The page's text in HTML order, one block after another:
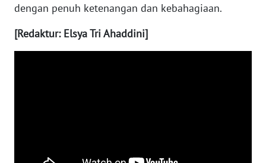
dengan penuh ketenangan dan kebahagiaan.
[Redaktur: Elsya Tri Ahaddini]
KARO